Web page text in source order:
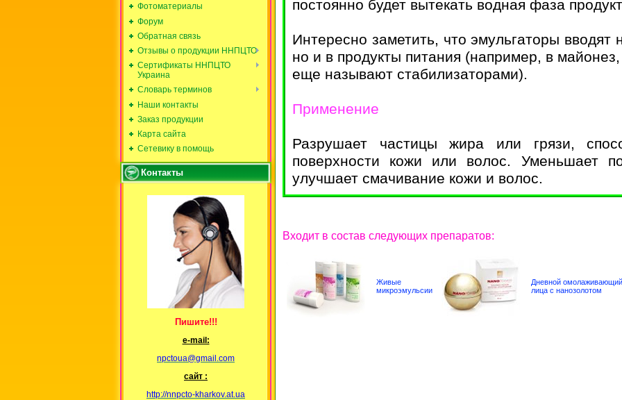
Фотоматериалы
Форум
Обратная связь
Отзывы о продукции ННПЦТО
Сертификаты ННПЦТО
Украина
Словарь терминов
Наши контакты
Заказ продукции
Карта сайта
Сетевику в помощь
Контакты
Пишите!!!
е-mail:
npctoua@gmail.com
сайт :
http://nnpcto-kharkov.at.ua
постоянно будет вытекать водная фаза
Интересно заметить, что эмульгаторы вводят
но и в продукты питания (например, в
еще называют стабилизаторами).
Применение
Разрушает частицы жира или грязи,
поверхности кожи или волос. Уменьшает
улучшает смачивание кожи и волос.
Входит в состав следующих препаратов:
Живые
микроэмульсии
Дневной
лица с нанозолотом